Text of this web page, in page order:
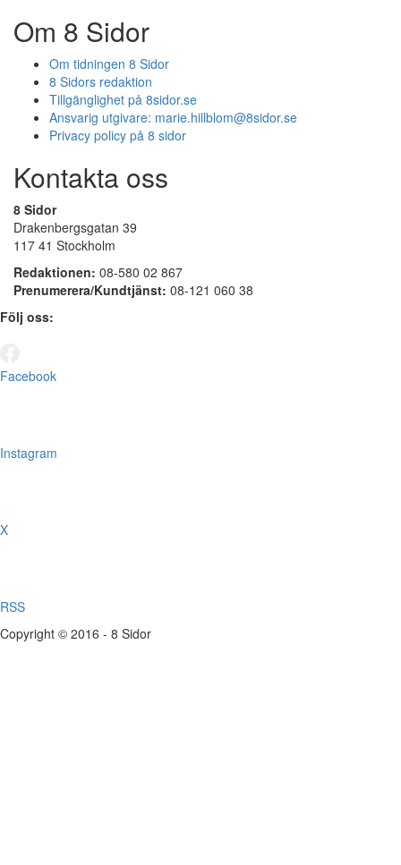
Om 8 Sidor
Om tidningen 8 Sidor
8 Sidors redaktion
Tillgänglighet på 8sidor.se
Ansvarig utgivare: marie.hillblom@8sidor.se
Privacy policy på 8 sidor
Kontakta oss
8 Sidor
Drakenbergsgatan 39
117 41 Stockholm
Redaktionen: 08-580 02 867
Prenumerera/Kundtjänst: 08-121 060 38
Följ oss:
Facebook
Instagram
X
RSS
Copyright © 2016 - 8 Sidor